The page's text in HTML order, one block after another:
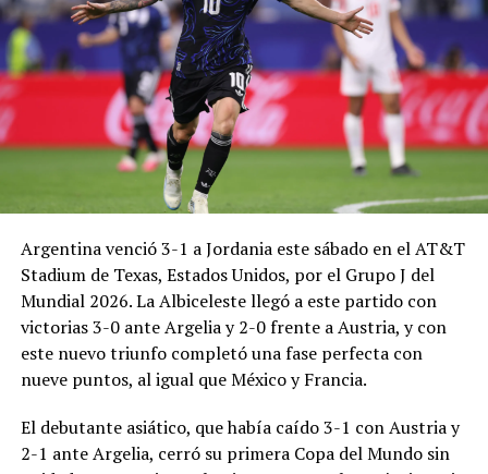
Argentina venció 3-1 a Jordania este sábado en el AT&T
Stadium de Texas, Estados Unidos, por el Grupo J del
Mundial 2026. La Albiceleste llegó a este partido con
victorias 3-0 ante Argelia y 2-0 frente a Austria, y con
este nuevo triunfo completó una fase perfecta con
nueve puntos, al igual que México y Francia.
El debutante asiático, que había caído 3-1 con Austria y
2-1 ante Argelia, cerró su primera Copa del Mundo sin